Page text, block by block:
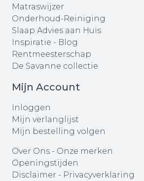
Matraswijzer
Onderhoud-Reiniging
Slaap Advies aan Huis
Inspiratie - Blog
Rentmeesterschap
De Savanne collectie
Mijn Account
Inloggen
Mijn verlanglijst
Mijn bestelling volgen
Over Ons - Onze merken
Openingstijden
Disclaimer - Privacyverklaring